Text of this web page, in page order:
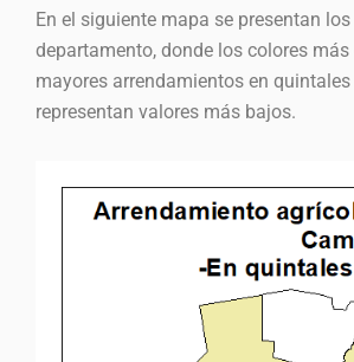
En el siguiente mapa se presentan
departamento, donde los colores
mayores arrendamientos en
representan valores más bajos.